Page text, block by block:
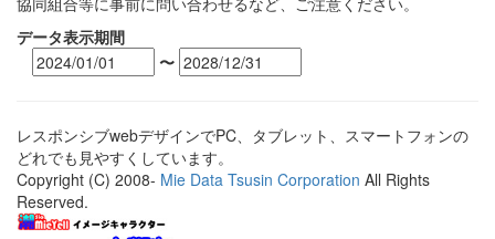
データ表示期間
〜
レスポンシブwebデザインでPC、タブレット、スマートフォンの
どれでも見やすくしています。
Copyright (C) 2008- Mie Data Tsusin Corporation All Rights
Reserved.